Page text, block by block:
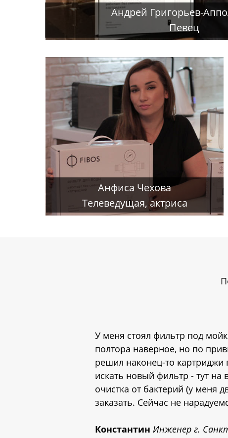
Андрей Григорьев-
Певец
Анфиса Чехова
Телеведущая, актриса
У меня стоял фильтр под
полтора наверное, но по
решил наконец-то картриджи
искать новый фильтр - тут на
очистка от бактерий (у меня
заказать. Сейчас не
Константин Инженер г.